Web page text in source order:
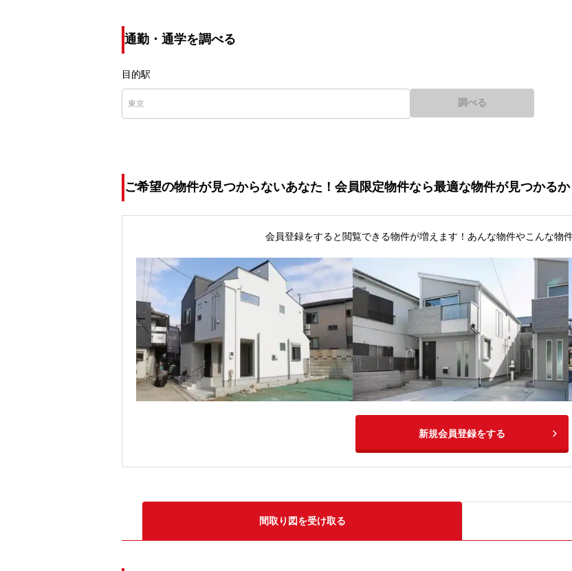
通勤・通学を調べる
目的駅
調べる
ご希望の物件が見つからないあなた！会員限定物件なら最適な物件が見つかるか
会員登録をすると閲覧できる物件が増えます！あんな物件やこんな物件
新規会員登録をする
間取り図を受け取る